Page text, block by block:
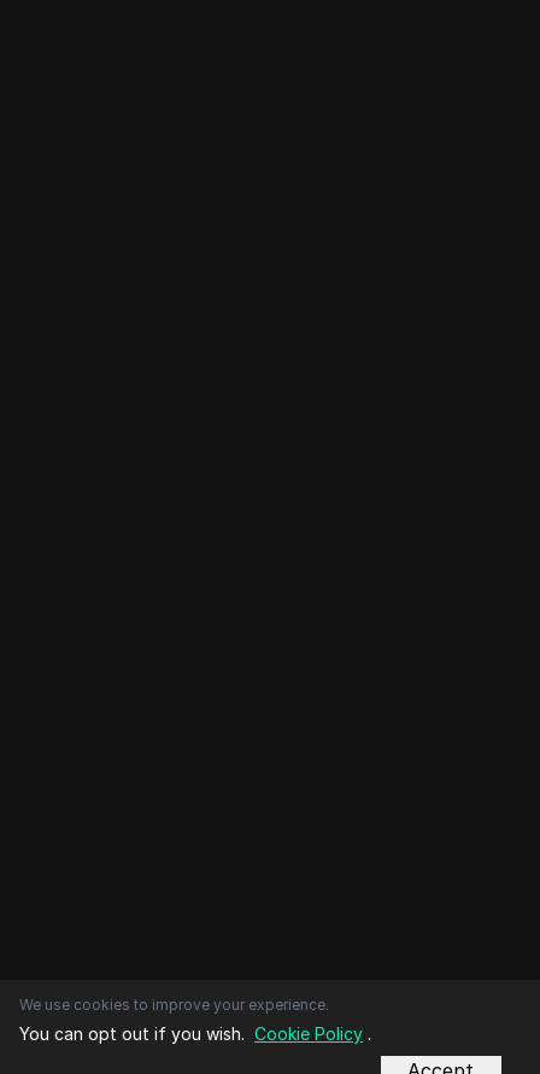
We use cookies to improve your experience.
You can opt out if you wish. Cookie Policy .